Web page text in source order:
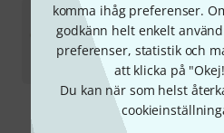
komma ihåg preferenser.
godkänn helt enkelt
preferenser, statistik och
att klicka på
Du kan när som helst
Surfy Industries
i lager
3 090 kr
Gratis frakt från